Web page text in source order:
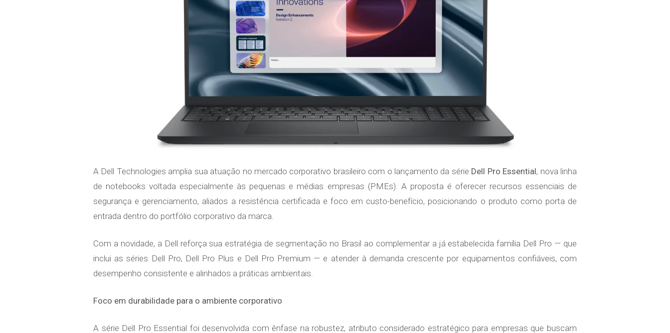
A Dell Technologies amplia sua atuação no mercado corporativo brasileiro com o lançamento da série Dell Pro Essential, nova linha
de notebooks voltada especialmente às pequenas e médias empresas (PMEs). A proposta é oferecer recursos essenciais de
segurança e gerenciamento, aliados a resistência certificada e foco em custo-benefício, posicionando o produto como porta de
entrada dentro do portfólio corporativo da marca.
Com a novidade, a Dell reforça sua estratégia de segmentação no Brasil ao complementar a já estabelecida família Dell Pro — que
inclui as séries Dell Pro, Dell Pro Plus e Dell Pro Premium — e atender à demanda crescente por equipamentos confiáveis, com
desempenho consistente e alinhados a práticas ambientais.
Foco em durabilidade para o ambiente corporativo
A série Dell Pro Essential foi desenvolvida com ênfase na robustez, atributo considerado estratégico para empresas que buscam